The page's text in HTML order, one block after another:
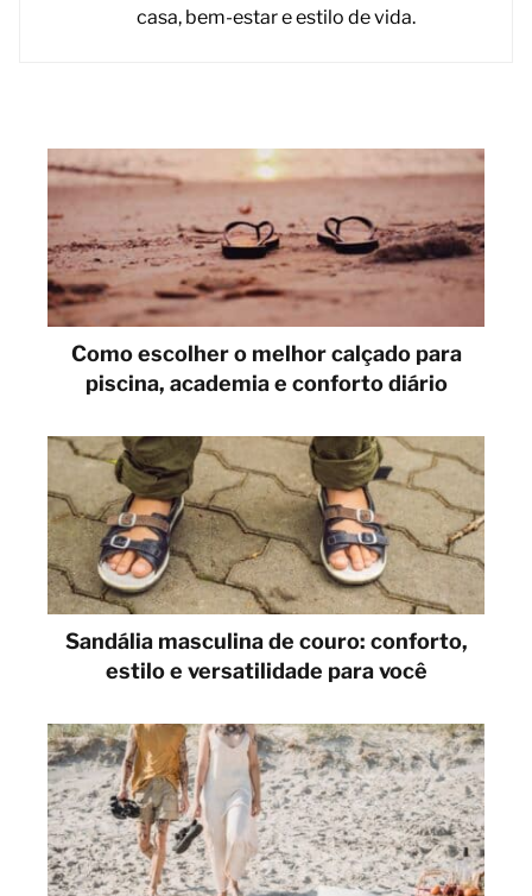
casa, bem-estar e estilo de vida.
Como escolher o melhor calçado para
piscina, academia e conforto diário
Sandália masculina de couro: conforto,
estilo e versatilidade para você